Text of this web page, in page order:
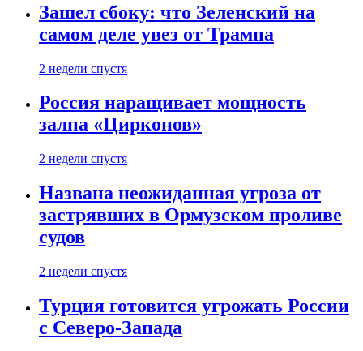
Зашел сбоку: что Зеленский на
самом деле увез от Трампа
2 недели спустя
Россия наращивает мощность
залпа «Цирконов»
2 недели спустя
Названа неожиданная угроза от
застрявших в Ормузском проливе
судов
2 недели спустя
Турция готовится угрожать России
с Северо-Запада